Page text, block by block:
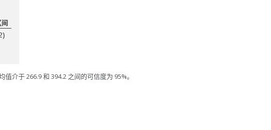
间
介于 266.9 和 394.2 之间的可信度为 95%。